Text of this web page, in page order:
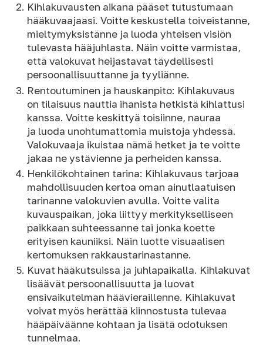
Kihlakuvausten aikana pääset tutustumaan
hääkuvaajaasi. Voitte keskustella toiveistanne,
mieltymyksistänne ja luoda yhteisen visiön
tulevasta hääjuhlasta. Näin voitte varmistaa,
että valokuvat heijastavat täydellisesti
persoonallisuuttanne ja tyyliänne.
Rentoutuminen ja hauskanpito: Kihlakuvaus
on tilaisuus nauttia ihanista hetkistä kihlattusi
kanssa. Voitte keskittyä toisiinne, nauraa
ja luoda unohtumattomia muistoja yhdessä.
Valokuvaaja ikuistaa nämä hetket ja te voitte
jakaa ne ystävienne ja perheiden kanssa.
Henkilökohtainen tarina: Kihlakuvaus tarjoaa
mahdollisuuden kertoa oman ainutlaatuisen
tarinanne valokuvien avulla. Voitte valita
kuvauspaikan, joka liittyy merkitykselliseen
paikkaan suhteessanne tai jonka koette
erityisen kauniiksi. Näin luotte visuaalisen
kertomuksen rakkaustarinastanne.
Kuvat hääkutsuissa ja juhlapaikalla. Kihlakuvat
lisäävät persoonallisuutta ja luovat
ensivaikutelman häävieraillenne. Kihlakuvat
voivat myös herättää kiinnostusta tulevaa
hääpäiväänne kohtaan ja lisätä odotuksen
tunnelmaa.